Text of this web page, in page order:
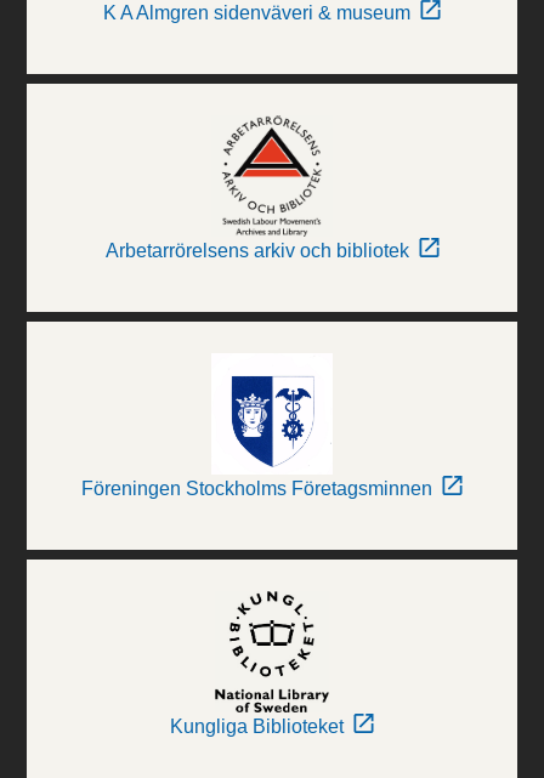
K A Almgren sidenväveri & museum
Arbetarrörelsens arkiv och bibliotek
Föreningen Stockholms Företagsminnen
Kungliga Biblioteket